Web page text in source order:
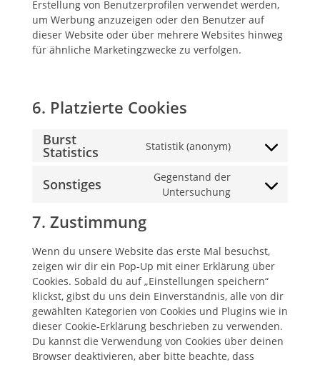
Erstellung von Benutzerprofilen verwendet werden,
um Werbung anzuzeigen oder den Benutzer auf
dieser Website oder über mehrere Websites hinweg
für ähnliche Marketingzwecke zu verfolgen.
6. Platzierte Cookies
Burst
Statistics Statistik (anonym)
Consent
service
Sonstiges
Gegenstand der
Untersuchung
Consent
7. Zustimmung
Wenn du unsere Website das erste Mal besuchst,
zeigen wir dir ein Pop-Up mit einer Erklärung über
Cookies. Sobald du auf „Einstellungen speichern“
klickst, gibst du uns dein Einverständnis, alle von dir
gewählten Kategorien von Cookies und Plugins wie in
dieser Cookie-Erklärung beschrieben zu verwenden.
Du kannst die Verwendung von Cookies über deinen
Browser deaktivieren, aber bitte beachte, dass